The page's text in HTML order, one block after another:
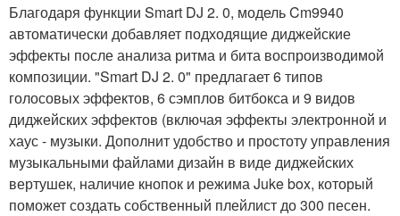
Благодаря функции Smart DJ 2. 0, модель Cm9940
автоматически добавляет подходящие диджейские
эффекты после анализа ритма и бита воспроизводимой
композиции. "Smart DJ 2. 0" предлагает 6 типов
голосовых эффектов, 6 сэмплов битбокса и 9 видов
диджейских эффектов (включая эффекты электронной и
хаус - музыки. Дополнит удобство и простоту управления
музыкальными файлами дизайн в виде диджейских
вертушек, наличие кнопок и режима Juke box, который
поможет создать собственный плейлист до 300 песен.